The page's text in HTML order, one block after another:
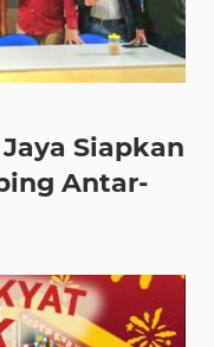
Siapkan
Antar-